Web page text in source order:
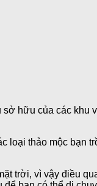
hữu của các
loại thảo mộc bạn
trời, vì vậy điều